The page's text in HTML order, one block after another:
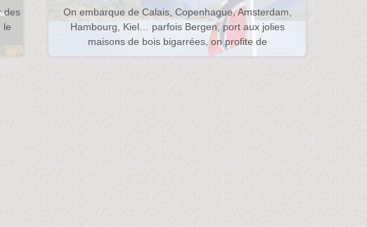
des
le
On embarque de Calais, Copenhague, Amsterdam,
Hambourg, Kiel… parfois Bergen, port aux jolies
maisons de bois bigarrées, on profite de